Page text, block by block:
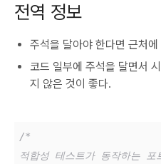
전역 정보
주석을 달아야 한다면 근처
코드 일부에 주석을 달면서
지 않은 것이 좋다.
/*
적합성 테스트가 동작하는